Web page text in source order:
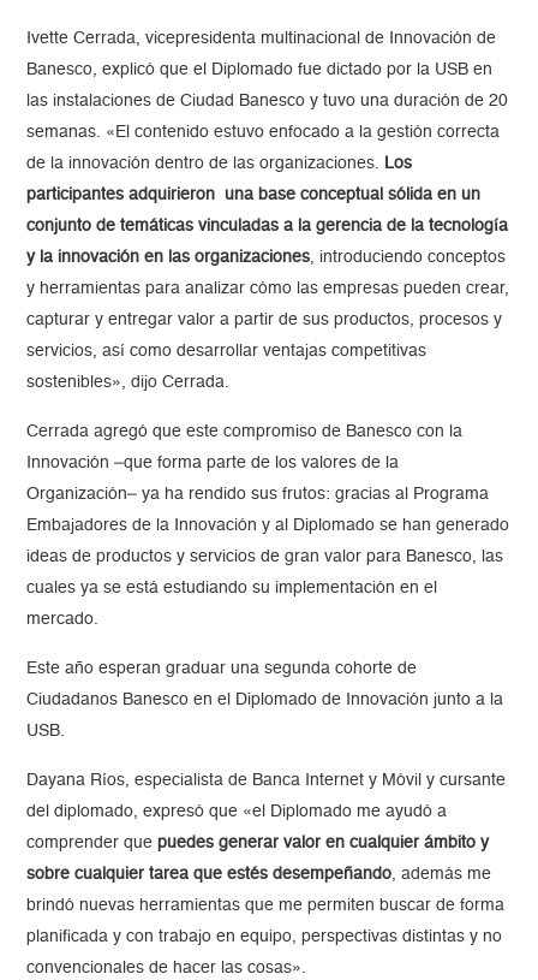
Ivette Cerrada, vicepresidenta multinacional de Innovación de
Banesco, explicó que el Diplomado fue dictado por la USB en
las instalaciones de Ciudad Banesco y tuvo una duración de 20
semanas. «El contenido estuvo enfocado a la gestión correcta
de la innovación dentro de las organizaciones. Los
participantes adquirieron una base conceptual sólida en un
conjunto de temáticas vinculadas a la gerencia de la tecnología
y la innovación en las organizaciones, introduciendo conceptos
y herramientas para analizar cómo las empresas pueden crear,
capturar y entregar valor a partir de sus productos, procesos y
servicios, así como desarrollar ventajas competitivas
sostenibles», dijo Cerrada.
Cerrada agregó que este compromiso de Banesco con la
Innovación –que forma parte de los valores de la
Organización– ya ha rendido sus frutos: gracias al Programa
Embajadores de la Innovación y al Diplomado se han generado
ideas de productos y servicios de gran valor para Banesco, las
cuales ya se está estudiando su implementación en el
mercado.
Este año esperan graduar una segunda cohorte de
Ciudadanos Banesco en el Diplomado de Innovación junto a la
USB.
Dayana Ríos, especialista de Banca Internet y Móvil y cursante
del diplomado, expresó que «el Diplomado me ayudó a
comprender quepuedes generar valor en cualquier ámbito y
sobre cualquier tarea que estés desempeñando, además me
brindó nuevas herramientas que me permiten buscar de forma
planificada y con trabajo en equipo, perspectivas distintas y no
convencionales de hacer las cosas».